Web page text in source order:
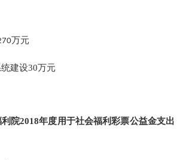
万元
建设30万元
院2018年度用于社会福利彩票公益金支出